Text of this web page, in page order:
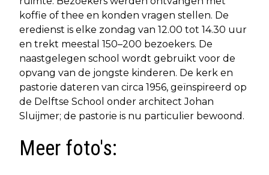
koffie of thee en konden vragen stellen. De
eredienst is elke zondag van 12.00 tot 14.30 uur
en trekt meestal 150–200 bezoekers. De
naastgelegen school wordt gebruikt voor de
opvang van de jongste kinderen. De kerk en
pastorie dateren van circa 1956, geïnspireerd op
de Delftse School onder architect Johan
Sluijmer; de pastorie is nu particulier bewoond.
Meer foto's: